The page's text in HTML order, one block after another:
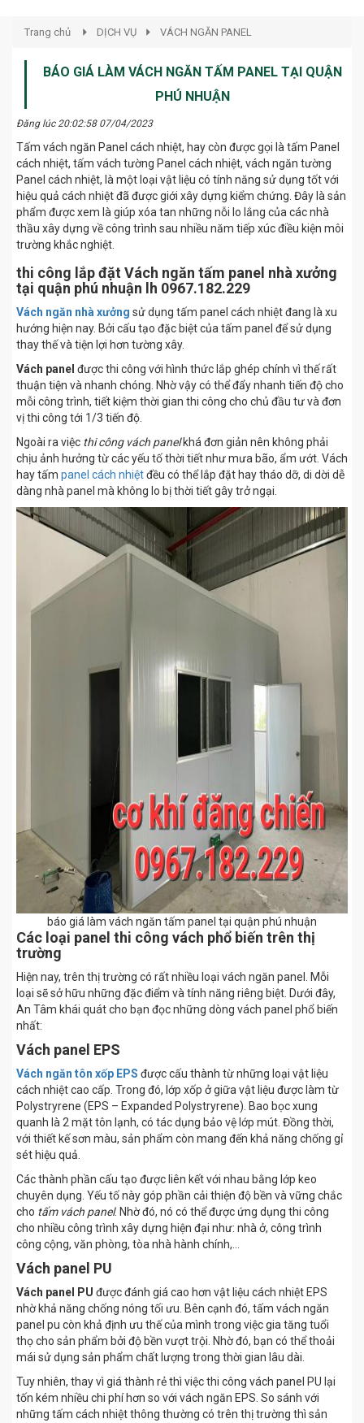
Trang chủ DỊCH VỤ VÁCH NGĂN PANEL
BÁO GIÁ LÀM VÁCH NGĂN TẤM PANEL TẠI QUẬN
PHÚ NHUẬN
Đăng lúc 20:02:58 07/04/2023
Tấm vách ngăn Panel cách nhiệt, hay còn được gọi là tấm Panel
cách nhiệt, tấm vách tường Panel cách nhiệt, vách ngăn tường
Panel cách nhiệt, là một loại vật liệu có tính năng sử dụng tốt với
hiệu quả cách nhiệt đã được giới xây dựng kiểm chứng. Đây là sản
phẩm được xem là giúp xóa tan những nỗi lo lắng của các nhà
thầu xây dựng về công trình sau nhiều năm tiếp xúc điều kiện môi
trường khắc nghiệt.
thi công lắp đặt Vách ngăn tấm panel nhà xưởng
tại quận phú nhuận lh 0967.182.229
Vách ngăn nhà xưởng sử dụng tấm panel cách nhiệt đang là xu
hướng hiện nay. Bởi cấu tạo đặc biệt của tấm panel để sử dụng
thay thế và tiện lợi hơn tường xây.
Vách panel được thi công với hình thức lắp ghép chính vì thế rất
thuận tiện và nhanh chóng. Nhờ vậy có thể đẩy nhanh tiến độ cho
mỗi công trình, tiết kiệm thời gian thi công cho chủ đầu tư và đơn
vị thi công tới 1/3 tiến độ.
Ngoài ra việc thi công vách panelkhá đơn giản nên không phải
chịu ảnh hưởng từ các yếu tố thời tiết như mưa bão, ẩm ướt. Vách
hay tấm panel cách nhiệtđều có thể lắp đặt hay tháo dỡ, di dời dễ
dàng nhà panel mà không lo bị thời tiết gây trở ngại.
báo giá làm vách ngăn tấm panel tại quận phú nhuận
Các loại panel thi công vách phổ biến trên thị
trường
Hiện nay, trên thị trường có rất nhiều loại vách ngăn panel. Mỗi
loại sẽ sở hữu những đặc điểm và tính năng riêng biệt. Dưới đây,
An Tâm khái quát cho bạn đọc những dòng vách panel phổ biến
nhất:
Vách panel EPS
Vách ngăn tôn xốp EPS được cấu thành từ những loại vật liệu
cách nhiệt cao cấp. Trong đó, lớp xốp ở giữa vật liệu được làm từ
Polystryrene (EPS – Expanded Polystryrene). Bao bọc xung
quanh là 2 mặt tôn lạnh, có tác dụng bảo vệ lớp mút. Đồng thời,
với thiết kế sơn màu, sản phẩm còn mang đến khả năng chống gỉ
sét hiệu quả.
Các thành phần cấu tạo được liên kết với nhau bằng lớp keo
chuyên dụng. Yếu tố này góp phần cải thiện độ bền và vững chắc
cho tấm vách panel. Nhờ đó, nó có thể được ứng dụng thi công
cho nhiều công trình xây dựng hiện đại như: nhà ở, công trình
công cộng, văn phòng, tòa nhà hành chính,…
Vách panel PU
Vách panel PU được đánh giá cao hơn vật liệu cách nhiệt EPS
nhờ khả năng chống nóng tối ưu. Bên cạnh đó, tấm vách ngăn
panel pu còn khả định ưu thế của mình trong việc gia tăng tuổi
thọ cho sản phẩm bởi độ bền vượt trội. Nhờ đó, bạn có thể thoải
mái sử dụng sản phẩm chất lượng trong thời gian lâu dài.
Tuy nhiên, thay vì giá thành rẻ thì việc thi công vách panel PU lại
tốn kém nhiều chi phí hơn so với vách ngăn EPS. So sánh với
những tấm cách nhiệt thông thường có trên thị trường thì sản